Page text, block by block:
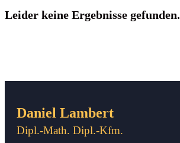
Leider keine Ergebnisse gefunden.
Daniel Lambert
Dipl.-Math. Dipl.-Kfm.